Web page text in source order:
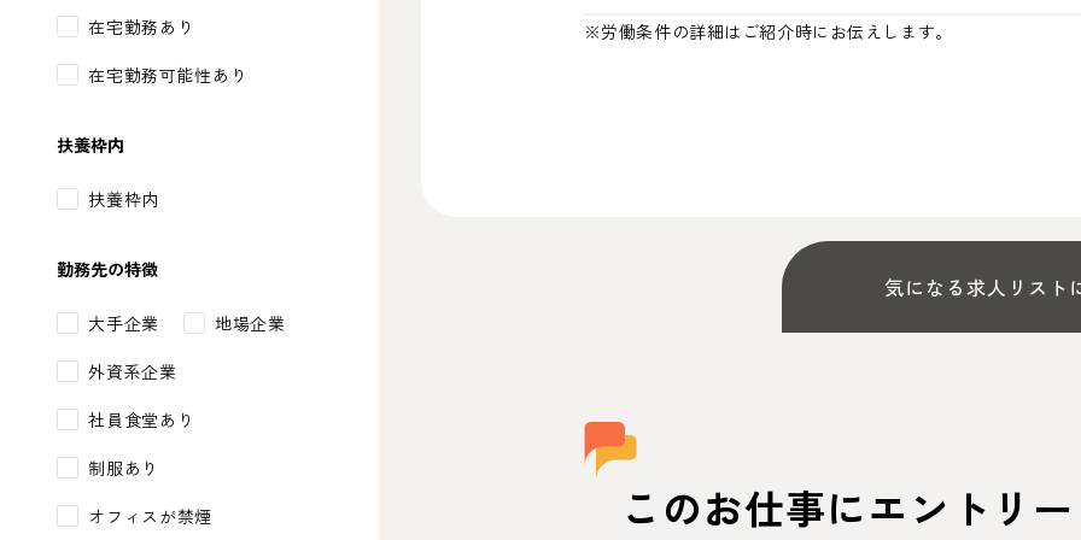
在宅勤務あり
在宅勤務可能性あり
扶養枠内
扶養枠内
勤務先の特徴
大手企業 地場企業
外資系企業
社員食堂あり
制服あり
オフィスが禁煙
※労働条件の詳細はご紹介時にお伝えします。
気になる求人リスト
このお仕事にエントリー